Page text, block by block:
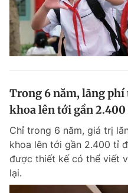
Trong 6 năm, lãng
khoa lên tới gần
Chỉ trong 6 năm, giá trị
khoa lên tới gần 2.400 tỉ
được thiết kế có thể viết
lại.